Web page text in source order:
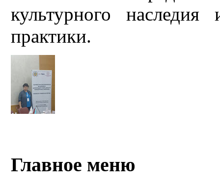
культурного
практики.
Главное меню